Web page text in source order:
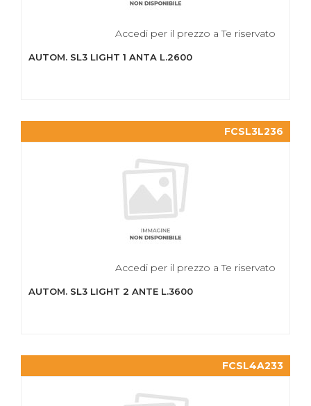
Accedi per il prezzo a Te riservato
AUTOM. SL3 LIGHT 1 ANTA L.2600
FCSL3L236
Accedi per il prezzo a Te riservato
AUTOM. SL3 LIGHT 2 ANTE L.3600
FCSL4A233